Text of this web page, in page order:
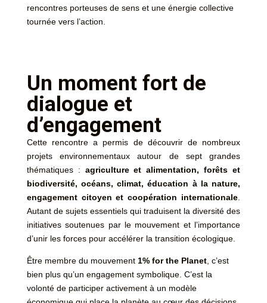
rencontres porteuses de sens et une énergie collective
tournée vers l’action.
Un moment fort de
dialogue et
d’engagement
Cette rencontre a permis de découvrir de nombreux
projets environnementaux autour de sept grandes
thématiques : agriculture et alimentation, forêts et
biodiversité, océans, climat, éducation à la nature,
engagement citoyen et coopération internationale
Autant de sujets essentiels qui traduisent la diversité des
initiatives soutenues par le mouvement et l’importance
d’unir les forces pour accélérer la transition écologique.
Être membre du mouvement 1% for the Planet, c’est
bien plus qu’un engagement symbolique. C’est la
volonté de participer activement à un modèle